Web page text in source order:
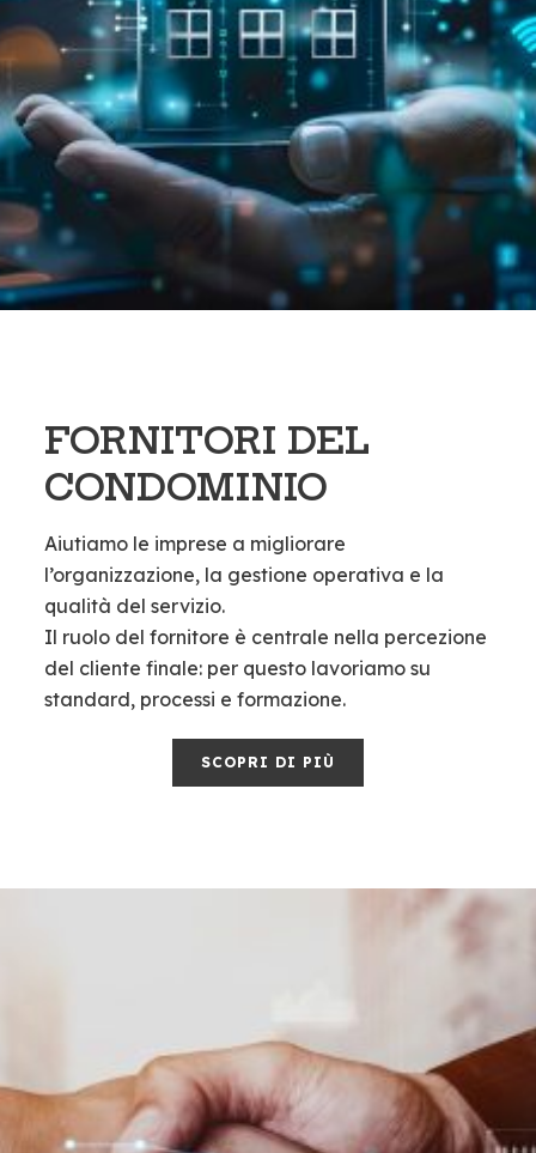
FORNITORI DEL
CONDOMINIO
Aiutiamo le imprese a migliorare
l’organizzazione, la gestione operativa e la
qualità del servizio.
Il ruolo del fornitore è centrale nella percezione
del cliente finale: per questo lavoriamo su
standard, processi e formazione.
SCOPRI DI PIÙ